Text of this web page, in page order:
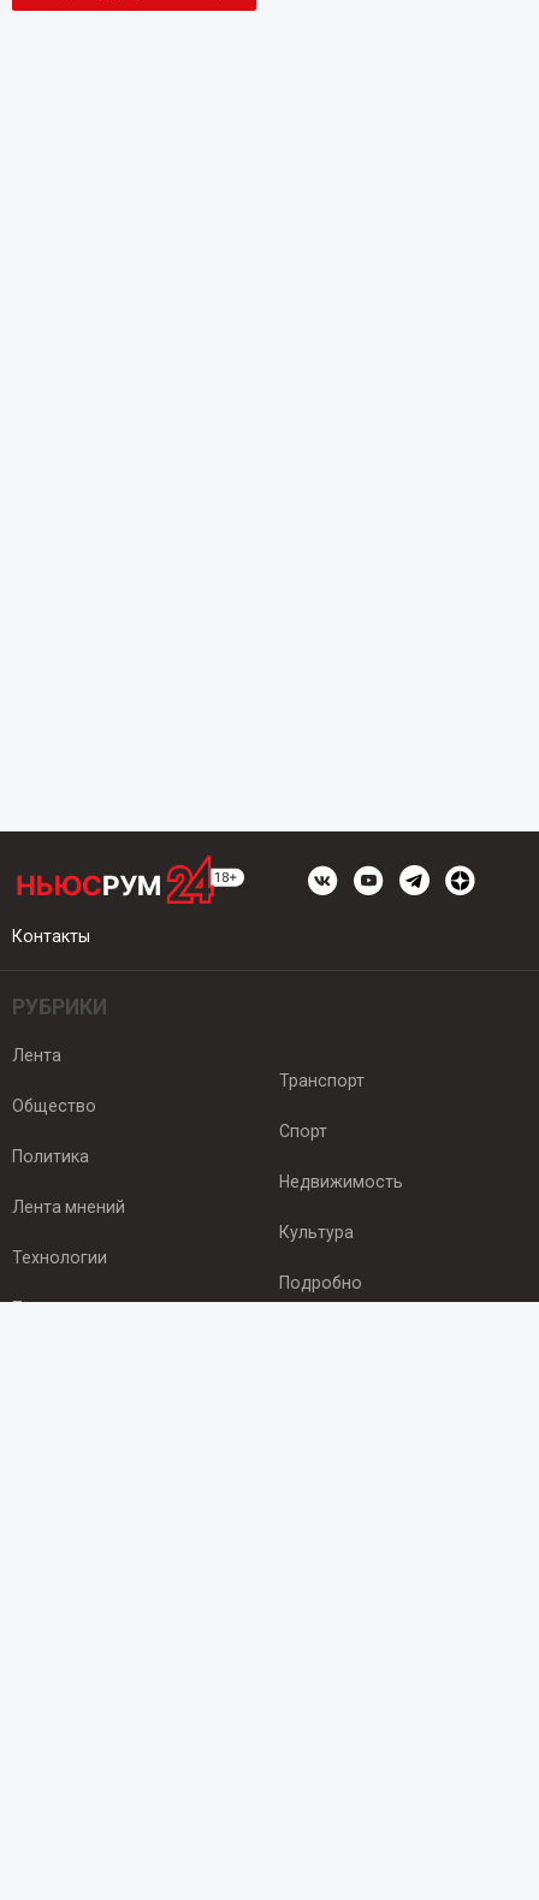
Контакты
РУБРИКИ
Лента
Общество
Политика
Лента мнений
Технологии
Происшествия
Транспорт
Спорт
Недвижимость
Культура
Подробно